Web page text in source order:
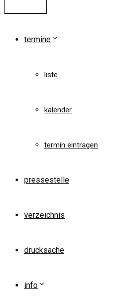
termine
liste
kalender
termin eintragen
pressestelle
verzeichnis
drucksache
info